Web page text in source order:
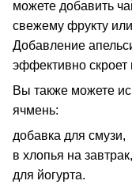
можете добавить
свежему фрукту
Добавление
эффективно скроет
Вы также можете
ячмень:
добавка для смузи,
в хлопья на завтрак,
для йогурта.